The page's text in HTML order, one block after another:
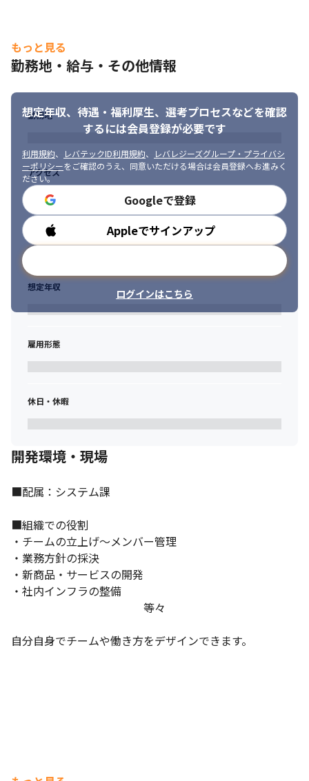
もっと見る
勤務地・給与・その他情報
想定年収、待遇・福利厚生、 選考プロセスなどを確認
するには会員登録が必要です
利用規約、 レバテックID利用規約、
レバレジーズグループ・プライバシ
ーポリシーをご確認のうえ、同意いただける場合は会員登録へお進みく
ださい。
Googleで登録
Appleでサインアップ
ログインはこちら
勤務地
アクセス
勤務時間
想定年収
雇用形態
休日・休暇
開発環境・現場
■配属：システム課
■組織での役割
・チームの立上げ～メンバー管理
・業務方針の採決
・新商品・サービスの開発
・社内インフラの整備
等々
自分自身でチームや働き方をデザインできます。